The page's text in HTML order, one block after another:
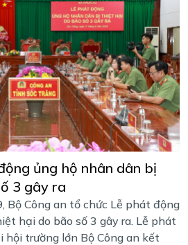
ủng hộ nhân dân bị
3 gây ra
Bộ Công an tổ chức Lễ phát động
hại do bão số 3 gây ra. Lễ phát
trường lớn Bộ Công an kết